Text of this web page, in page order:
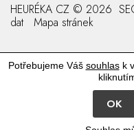
HEURÉKA CZ © 2026
dat
Mapa stránek
Potřebujeme Váš souhlask
OK